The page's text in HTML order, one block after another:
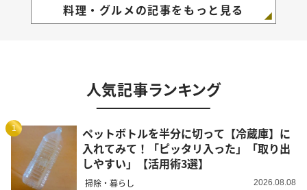
料理・グルメの記事をもっと見る
人気記事ランキング
1
ペットボトルを半分に切って【冷蔵庫】に
入れてみて！「ピッタリ入った」「取り出
しやすい」【活用術3選】
掃除・暮らし 2026.08.08